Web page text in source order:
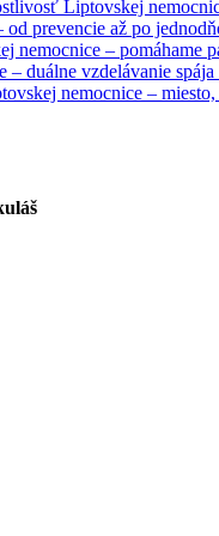
Liptovskej
prevencie až po
nemocnice – pomáhame
– duálne vzdelávanie
nemocnice –